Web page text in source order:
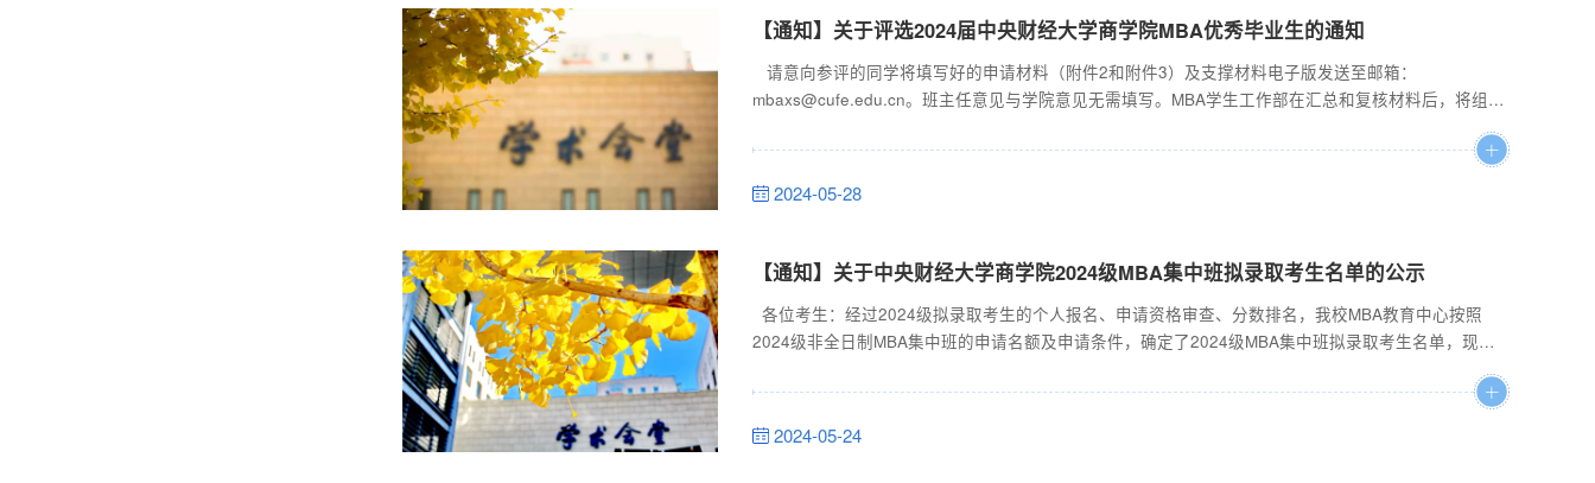
【通知】关于评选2024届中央财经大学商学院MBA优秀毕业生的通知
请意向参评的同学将填写好的申请材料（附件2和附件3）及支撑材料电子版发送至邮箱：
mbaxs@cufe.edu.cn。班主任意见与学院意见无需填写。MBA学生工作部在汇总和复核材料后，将组织
评审小组进行评审。评选办法及申请材料请参见附件。申请截止时间：2024年6月8日下午5点，逾期申
请无效。特此通知！ 商学院MBA教育中心2024年5月28日附件1：中央财经大学商学院MBA优秀毕
业生评选办法.docx附件2：2024届中央财经大学商学院...
2024-05-28
【通知】关于中央财经大学商学院2024级MBA集中班拟录取考生名单的公示
各位考生：经过2024级拟录取考生的个人报名、申请资格审查、分数排名，我校MBA教育中心按照
2024级非全日制MBA集中班的申请名额及申请条件，确定了2024级MBA集中班拟录取考生名单，现进
行公示（具体名单见附件）。 一、集中班申请名额及申请条件1.申请名额：50人。2.申请条件：截止
至2024年9月，工作年限达到10年及以上，如满足条件的申请人超过50人，则按申请人录取总成绩从高
到低依次招收。3.申请集中班未获批准的考生，则...
2024-05-24